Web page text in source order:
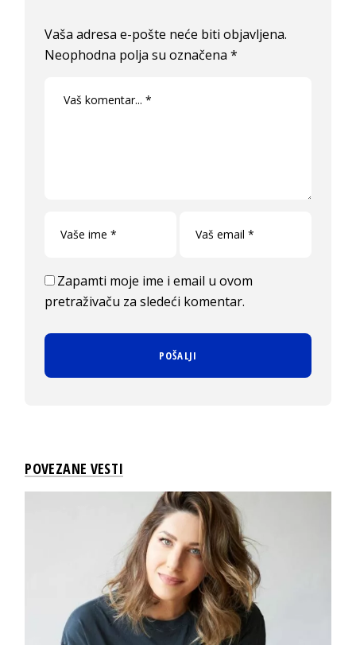
Vaša adresa e-pošte neće biti objavljena.
Neophodna polja su označena*
Zapamti moje ime i email u ovom
pretraživaču za sledeći komentar.
POVEZANE VESTI